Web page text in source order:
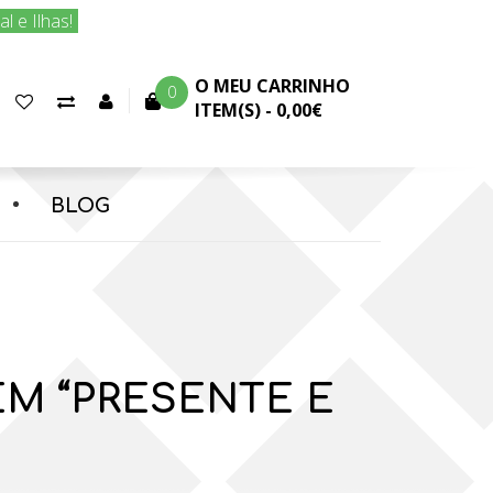
e Ilhas!
FavoritosComparar
Conta 0
O MEU CARRINHO
ITEM(S) - 0,00€
BLOG
“PRESENTE E